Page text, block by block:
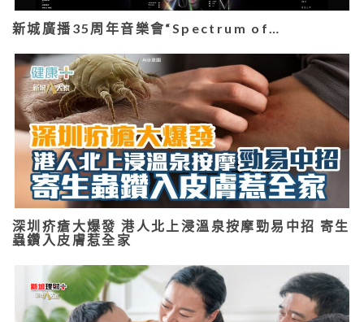
新城廣播35周年音樂會“Spectrum of…
深圳疥瘡大爆發 港人北上浸溫泉按摩勁易中招 寄生
蟲鑽入皮膚惹全家